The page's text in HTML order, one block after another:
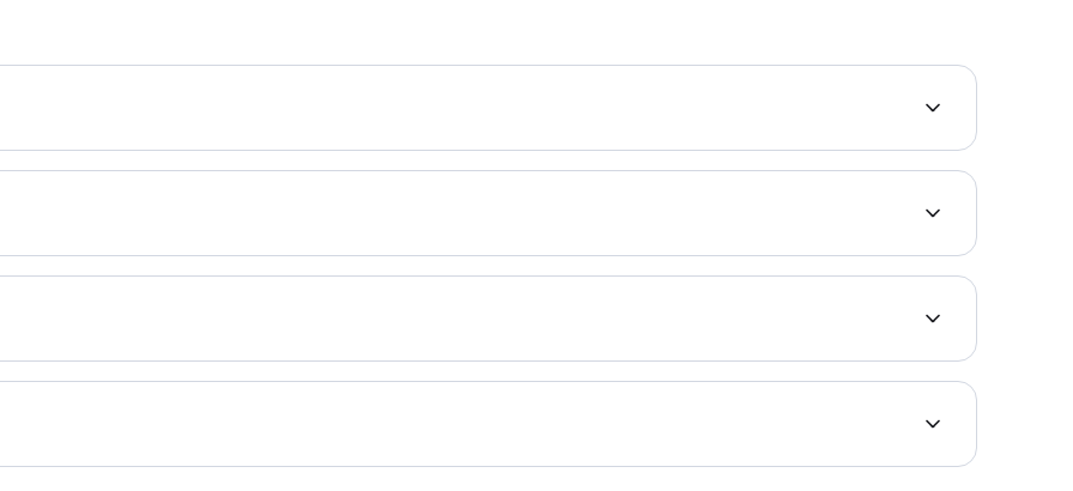
od marki Serge Lutens. Orientalno - przyprawowa kompozycja zapachowa wydana w 2005 roku. Zapach
bursztyn, piżmo, kadzidło, róża, siano
(Water), Coumarin, Linalool, Butyl Methoxydibenzoylmethane, Geraniol, Citronellol, Benzyl Alcohol, Limonene,